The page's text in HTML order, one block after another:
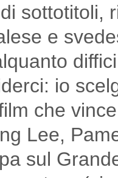
sottotitoli,
e
io
che
Lee,
sul